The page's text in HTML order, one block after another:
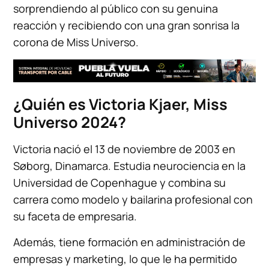
sorprendiendo al público con su genuina
reacción y recibiendo con una gran sonrisa la
corona de Miss Universo.
¿Quién es Victoria Kjaer, Miss
Universo 2024?
Victoria nació el 13 de noviembre de 2003 en
Søborg, Dinamarca. Estudia neurociencia en la
Universidad de Copenhague y combina su
carrera como modelo y bailarina profesional con
su faceta de empresaria.
Además, tiene formación en administración de
empresas y marketing, lo que le ha permitido